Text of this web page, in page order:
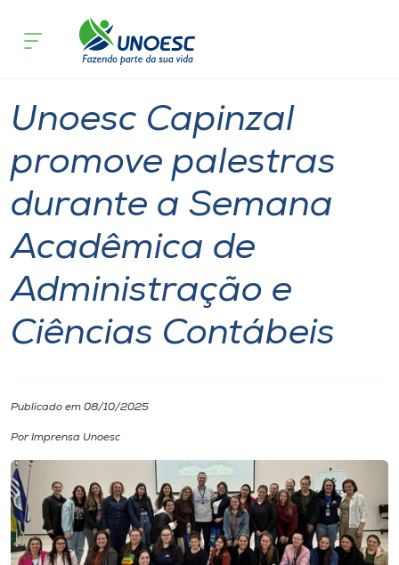
Cursos
Atendimento ao Estudante
Portal de Ensino
Unoesc
I.nova
Diplomados
Cultura
Unoesc Capinzal
promove palestras
durante a Semana
Acadêmica de
Administração e
Ciências Contábeis
Publicado em 08/10/2025
Por Imprensa Unoesc